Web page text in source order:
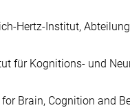
Hertz-Institut,
für Kognitions- und
Brain, Cognition and